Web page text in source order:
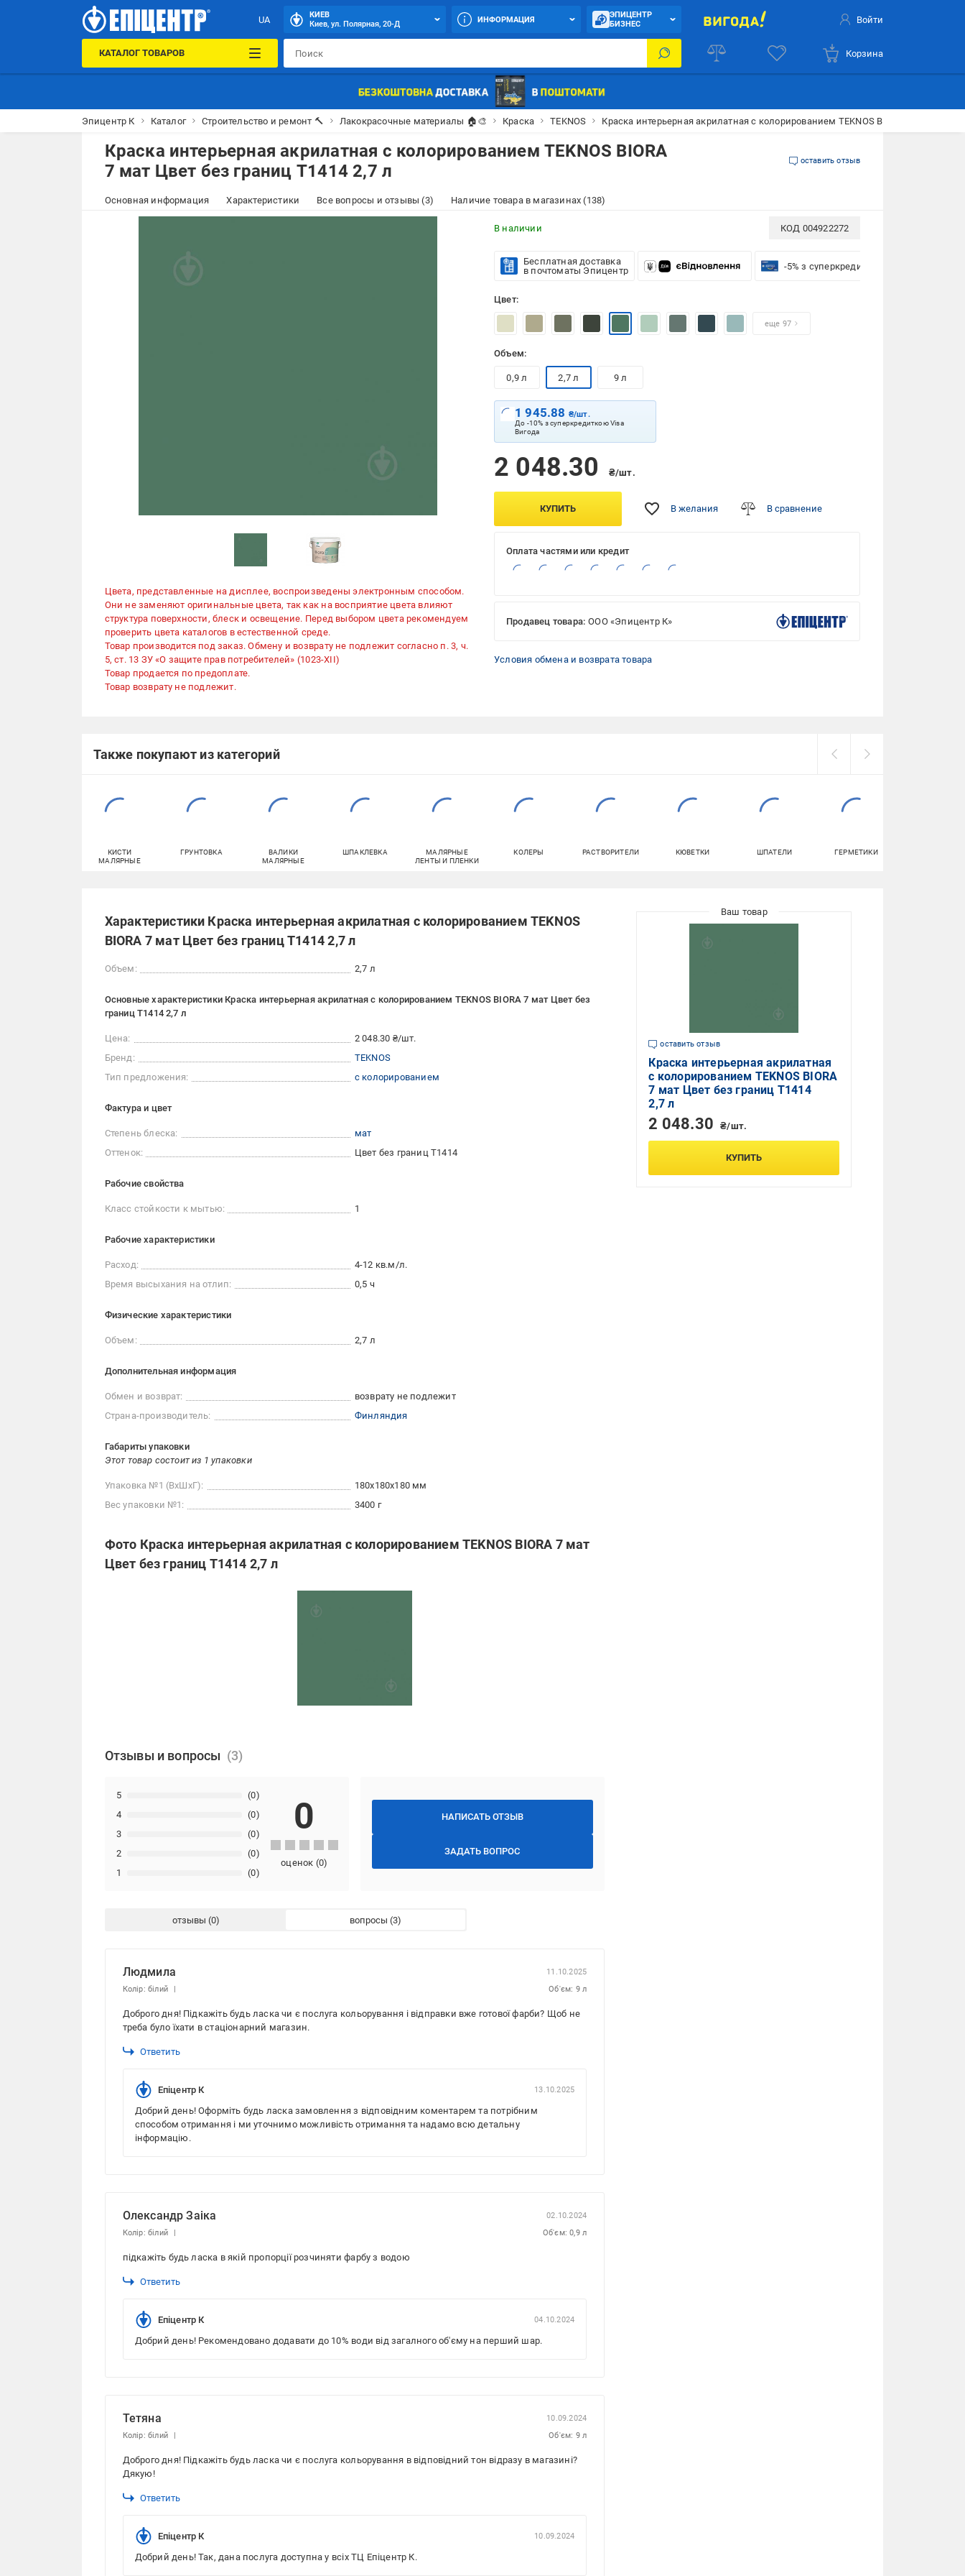
UA
КИЕВ
Киев, ул. Полярная, 20-Д
ИНФОРМАЦИЯ
ЭПИЦЕНТР
БИЗНЕС
Войти
КАТАЛОГ ТОВАРОВ Корзина
Эпицентр К Каталог Строительство и ремонт 🔨 Лакокрасочные материалы 🏠🎨 Краска TEKNOS Краска интерьерная акрилатная с колорированием TEKNOS BIORA 7 мат Цвет
Краска интерьерная акрилатная с колорированием TEKNOS BIORA
7 мат Цвет без границ T1414 2,7 л
оставить отзыв
Основная информация Характеристики Все вопросы и отзывы (3) Наличие товара в магазинах (138)
Цвета, представленные на дисплее, воспроизведены электронным способом.
Они не заменяют оригинальные цвета, так как на восприятие цвета влияют
структура поверхности, блеск и освещение. Перед выбором цвета рекомендуем
проверить цвета каталогов в естественной среде.
Товар производится под заказ. Обмену и возврату не подлежит согласно п. 3, ч.
5, ст. 13 ЗУ «О защите прав потребителей» (1023-XII)
Товар продается по предоплате.
Товар возврату не подлежит.
В наличии КОД 004922272
Бесплатная доставка
в почтоматы Эпицентр
-5% з суперкредиткою VISA Вигода
Цвет:
еще 97
Объем:
0,9 л 2,7 л 9 л
1 945.88 ₴/шт.
До -10% з суперкредиткою Visa
Вигода
2 048.30 ₴/шт.
КУПИТЬ В желания В сравнение
Оплата частями или кредит
Продавец товара: ООО «Эпицентр К»
Условия обмена и возврата товара
Также покупают из категорий
КИСТИ
МАЛЯРНЫЕ
ГРУНТОВКА
ВАЛИКИ
МАЛЯРНЫЕ
ШПАКЛЕВКА
МАЛЯРНЫЕ
ЛЕНТЫ И ПЛЕНКИ
КОЛЕРЫ РАСТВОРИТЕЛИ КЮВЕТКИ ШПАТЕЛИ ГЕРМЕТИКИ
Характеристики Краска интерьерная акрилатная с колорированием TEKNOS
BIORA 7 мат Цвет без границ T1414 2,7 л
Объем: 2,7 л
Основные характеристики Краска интерьерная акрилатная с колорированием TEKNOS BIORA 7 мат Цвет без
границ T1414 2,7 л
Цена:
2 048.30 ₴/шт.
Бренд:
TEKNOS
Тип предложения:
с колорированием
Фактура и цвет
Степень блеска:
мат
Оттенок:
Цвет без границ T1414
Рабочие свойства
Класс стойкости к мытью: 1
Рабочие характеристики
Расход:
4-12 кв.м/л.
Время высыхания на отлип:
0,5 ч
Физические характеристики
Объем: 2,7 л
Дополнительная информация
Обмен и возврат:
возврату не подлежит
Страна-производитель:
Финляндия
Габариты упаковки
Этот товар состоит из 1 упаковки
Упаковка №1 (ВхШхГ):
180x180x180 мм
Вес упаковки №1:
3400 г
Фото Краска интерьерная акрилатная с колорированием TEKNOS BIORA 7 мат
Цвет без границ T1414 2,7 л
Отзывы и вопросы
НАПИСАТЬ ОТЗЫВ
ЗАДАТЬ ВОПРОС
1 (0)
2 (0)
3 (0)
4 (0)
5 (0)
0
оценок (0)
отзывы вопросы
Людмила
11.10.2025
Колір: білий
Об'єм: 9 л
Доброго дня! Підкажіть будь ласка чи є послуга кольорування і відправки вже готової фарби? Щоб не
треба було їхати в стаціонарний магазин.
Ответить
Епіцентр К 13.10.2025
Добрий день! Оформіть будь ласка замовлення з відповідним коментарем та потрібним
способом отримання і ми уточнимо можливість отримання та надамо всю детальну
інформацію.
Олександр Заіка
02.10.2024
Колір: білий
Об'єм: 0,9 л
підкажіть будь ласка в якій пропорції розчиняти фарбу з водою
Ответить
Епіцентр К 04.10.2024
Добрий день! Рекомендовано додавати до 10% води від загалного об'єму на перший шар.
Тетяна
10.09.2024
Колір: білий
Об'єм: 9 л
Доброго дня! Підкажіть будь ласка чи є послуга кольорування в відповідний тон відразу в магазині?
Дякую!
Ответить
Епіцентр К 10.09.2024
Добрий день! Так, дана послуга доступна у всіх ТЦ Епіцентр К.
оставить отзыв
Краска интерьерная акрилатная
с колорированием TEKNOS BIORA
7 мат Цвет без границ T1414
2,7 л
2 048.30 ₴/шт.
КУПИТЬ